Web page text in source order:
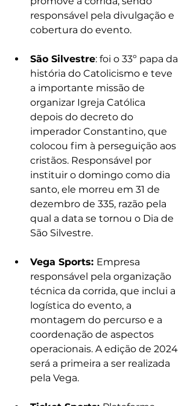
responsável pela divulgação e
cobertura do evento.
São Silvestre: foi o 33º papa da
história do Catolicismo e teve
a importante missão de
organizar Igreja Católica
depois do decreto do
imperador Constantino, que
colocou fim à perseguição aos
cristãos. Responsável por
instituir o domingo como dia
santo, ele morreu em 31 de
dezembro de 335, razão pela
qual a data se tornou o Dia de
São Silvestre.
Vega Sports: Empresa
responsável pela organização
técnica da corrida, que inclui a
logística do evento, a
montagem do percurso e a
coordenação de aspectos
operacionais. A edição de 2024
será a primeira a ser realizada
pela Vega.